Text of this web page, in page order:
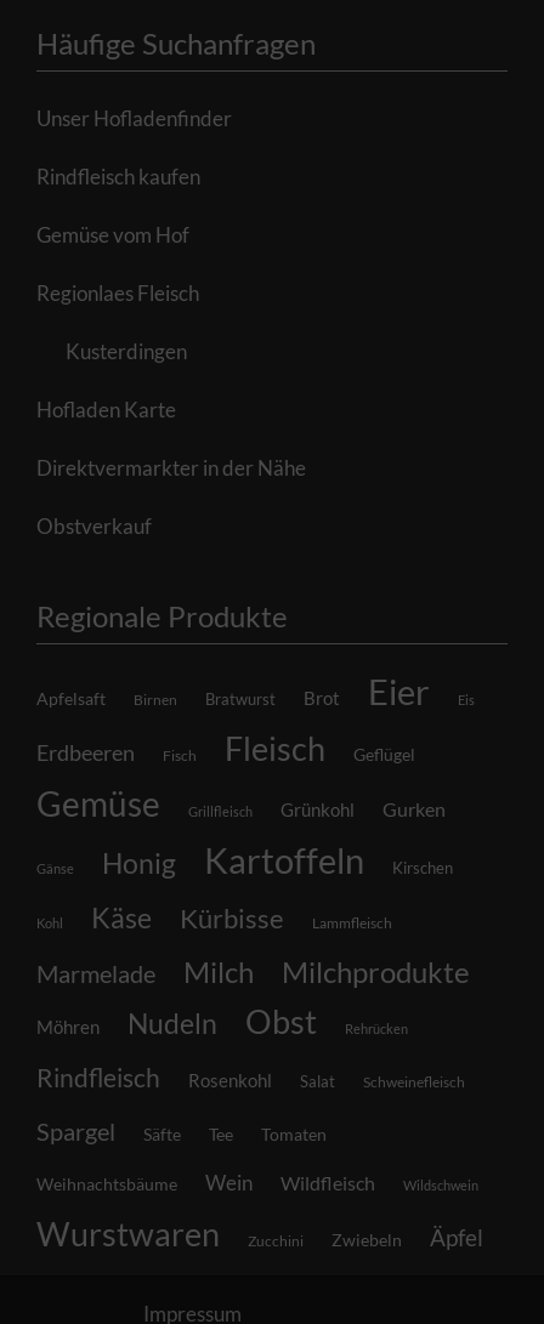
Häufige Suchanfragen
Unser Hofladenfinder
Rindfleisch kaufen
Gemüse vom Hof
Regionlaes Fleisch
Kusterdingen
Hofladen Karte
Direktvermarkter in der Nähe
Obstverkauf
Regionale Produkte
Apfelsaft Birnen Bratwurst Brot Eier Eis
Erdbeeren Fisch Fleisch Geflügel
Gemüse Grillfleisch Grünkohl Gurken
Gänse Honig Kartoffeln Kirschen
Kohl Käse Kürbisse Lammfleisch
Marmelade Milch Milchprodukte
Möhren Nudeln Obst Rehrücken
Rindfleisch Rosenkohl Salat Schweinefleisch
Spargel Säfte Tee Tomaten
Weihnachtsbäume Wein Wildfleisch Wildschwein
Wurstwaren Zucchini Zwiebeln Äpfel
Impressum